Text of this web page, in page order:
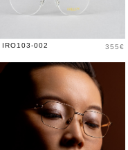
002 Prix
355€